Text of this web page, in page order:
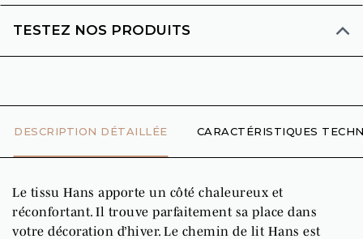
TESTEZ NOS PRODUITS
DESCRIPTION DÉTAILLÉE CARACTÉRISTIQUES
Le tissu Hans apporte un côté chaleureux et
réconfortant. Il trouve parfaitement sa place dans
votre décoration d’hiver. Le chemin de lit Hans est